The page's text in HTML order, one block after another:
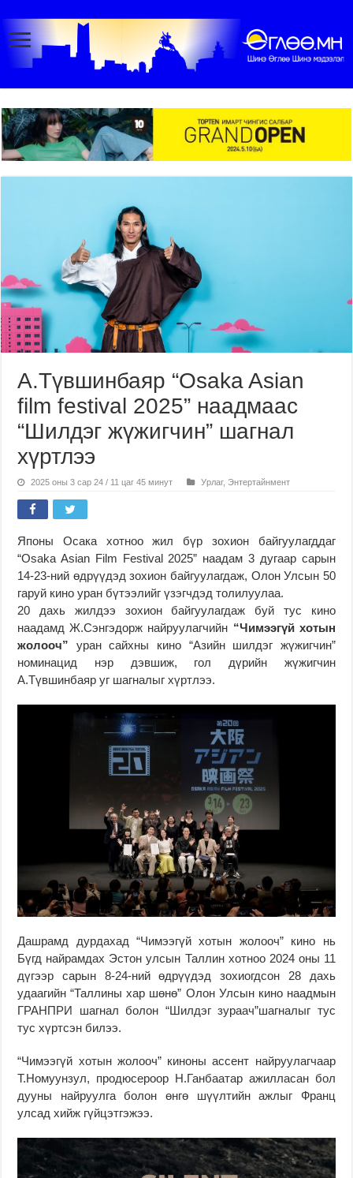
А.Түвшинбаяр “Osaka Asian
film festival 2025” наадмаас
“Шилдэг жүжигчин” шагнал
хүртлээ
2025 оны 3 сар 24 / 11 цаг 45 минут Урлаг, Энтертайнмент
Японы Осака хотноо жил бүр зохион байгуулагддаг
“Osaka Asian Film Festival 2025” наадам 3 дугаар сарын
14-23-ний өдрүүдэд зохион байгуулагдаж, Олон Улсын 50
гаруй кино уран бүтээлийг үзэгчдэд толилуулаа.
20 дахь жилдээ зохион байгуулагдаж буй тус кино
наадамд Ж.Сэнгэдорж найруулагчийн “Чимээгүй хотын
жолооч” уран сайхны кино “Азийн шилдэг жүжигчин”
номинацид нэр дэвшиж, гол дүрийн жүжигчин
А.Түвшинбаяр уг шагналыг хүртлээ.
Дашрамд дурдахад “Чимээгүй хотын жолооч” кино нь
Бүгд найрамдах Эстон улсын Таллин хотноо 2024 оны 11
дүгээр сарын 8-24-ний өдрүүдэд зохиогдсон 28 дахь
удаагийн “Таллины хар шөнө” Олон Улсын кино наадмын
ГРАНПРИ шагнал болон “Шилдэг зураач”шагналыг тус
тус хүртсэн билээ.
“Чимээгүй хотын жолооч” киноныассент найруулагчаар
Т.Номуунзул, продюсероор Н.Ганбаатар ажилласан бол
дууны найруулга болон өнгө шүүлтийн ажлыг Франц
улсад хийж гүйцэтгэжээ.